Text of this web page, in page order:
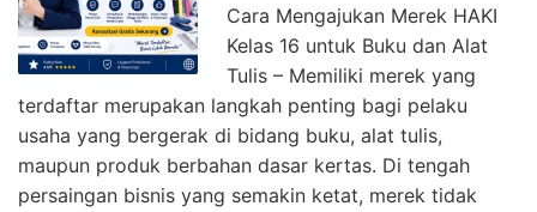
Cara Mengajukan Merek HAKI
Kelas 16 untuk Buku dan Alat
Tulis – Memiliki merek yang
terdaftar merupakan langkah penting bagi pelaku
usaha yang bergerak di bidang buku, alat tulis,
maupun produk berbahan dasar kertas. Di tengah
persaingan bisnis yang semakin ketat, merek tidak